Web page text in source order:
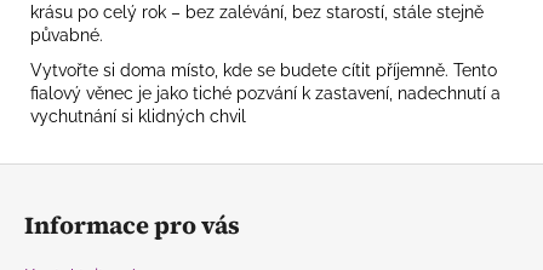
krásu po celý rok – bez zalévání, bez starostí, stále stejně
půvabné.
Vytvořte si doma místo, kde se budete cítit příjemně. Tento
fialový věnec je jako tiché pozvání k zastavení, nadechnutí a
vychutnání si klidných chvil
Z
Informace pro vás